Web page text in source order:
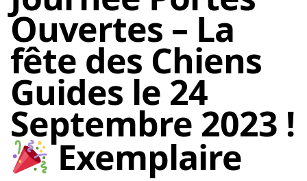
Ouvertes – La
fête des Chiens
Guides le 24
Septembre 2023 !
Exemplaire